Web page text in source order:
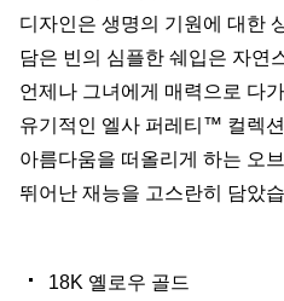
디자인은 생명의 기원에 대한
담은 빈의 심플한 쉐입은 자연
언제나 그녀에게 매력으로 다
유기적인 엘사 퍼레티™ 컬렉
아름다움을 떠올리게 하는 오
뛰어난 재능을 고스란히 담았
18K 옐로우 골드